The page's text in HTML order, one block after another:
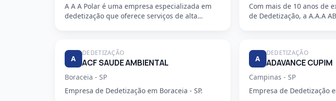
A A A Polar é uma empresa especializada em
dedetização que oferece serviços de alta
Com mais de 10 anos de
de Dedetização, a A.A.A
A
DEDETIZAÇÃO
ACF SAUDE AMBIENTAL
Boraceia - SP
Empresa de Dedetização em Boraceia - SP.
A
DEDETIZAÇÃO
ADAVANCE CUPIM
Campinas - SP
Empresa de Dedetização